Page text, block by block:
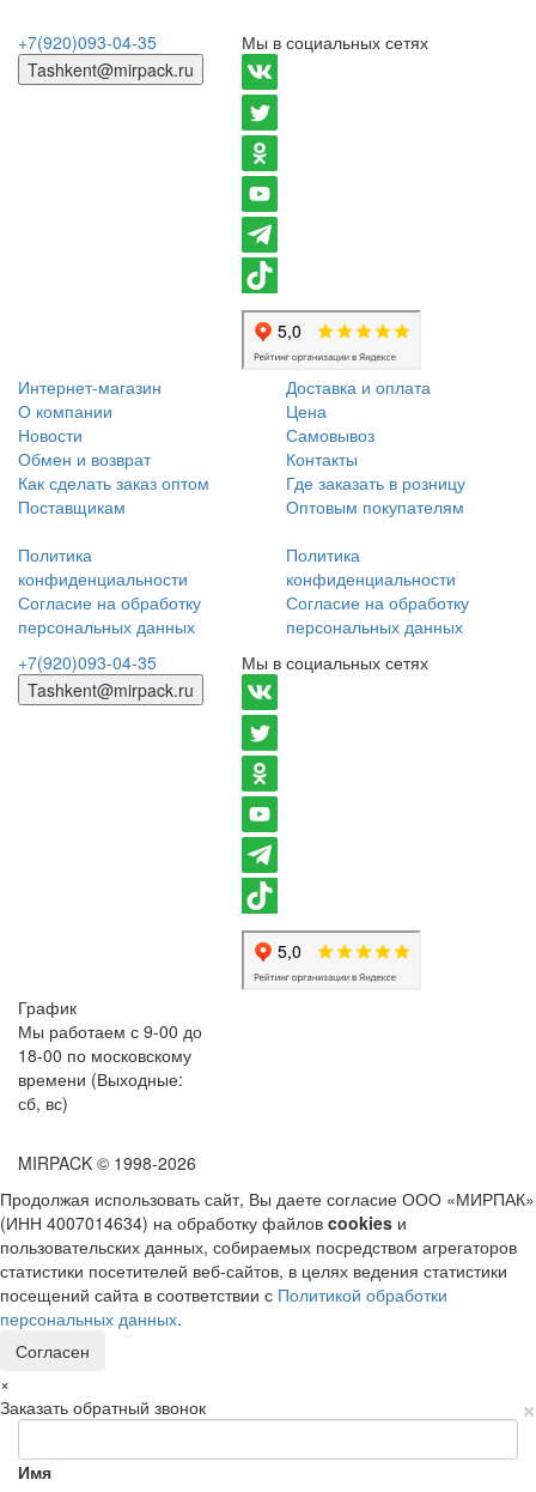
+7(920)093-04-35
Tashkent@mirpack.ru
Мы в социальных сетях
Интернет-магазин
О компании
Новости
Обмен и возврат
Как сделать заказ оптом
Поставщикам
Политика
конфиденциальности
Согласие на обработку
персональных данных
Доставка и оплата
Цена
Самовывоз
Контакты
Где заказать в розницу
Оптовым покупателям
Политика
конфиденциальности
Согласие на обработку
персональных данных
+7(920)093-04-35
Tashkent@mirpack.ru
Мы в социальных сетях
График
Мы работаем с 9-00 до
18-00 по московскому
времени (Выходные:
сб, вс)
MIRPACK © 1998-2026
Продолжая использовать сайт, Вы даете согласие ООО «МИРПАК»
(ИНН 4007014634) на обработку файлов cookies и
пользовательских данных, собираемых посредством агрегаторов
статистики посетителей веб-сайтов, в целях ведения статистики
посещений сайта в соответствии с Политикой обработки
персональных данных.
Согласен
×
×
Заказать обратный звонок
Имя